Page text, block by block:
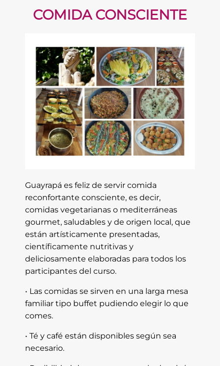
COMIDA CONSCIENTE
Guayrapá es feliz de servir comida
reconfortante consciente, es decir,
comidas vegetarianas o mediterráneas
gourmet, saludables y de origen local, que
están artísticamente presentadas,
científicamente nutritivas y
deliciosamente elaboradas para todos los
participantes del curso.
• Las comidas se sirven en una larga mesa
familiar tipo buffet pudiendo elegir lo que
comes.
• Té y café están disponibles según sea
necesario.